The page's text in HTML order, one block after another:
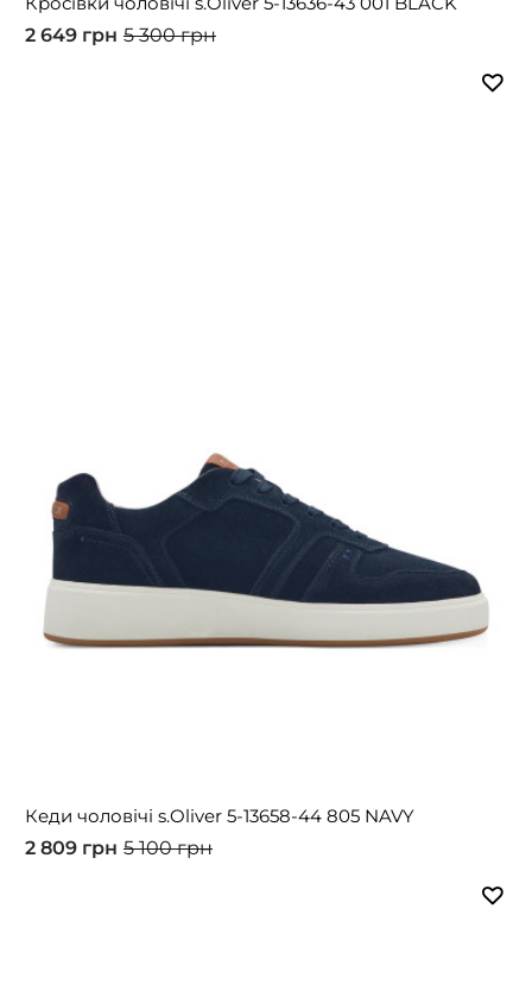
2 649 грн 5 300 грн
Кеди чоловічі s.Oliver 5-13658-44 805 NAVY
2 809 грн 5 100 грн